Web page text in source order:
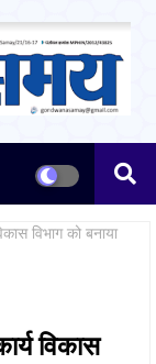
विभाग को बनाया
विकास